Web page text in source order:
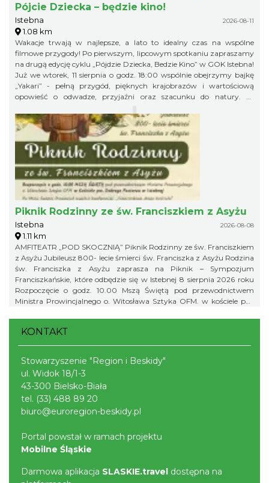
Pójcie Dziecka – będzie kino!
Istebna 2026-08-11
1.08 km
Wakacje trwają w najlepsze, a lato to idealny czas na wspólne
filmowe przygody! Po pierwszym, lipcowym spotkaniu zapraszamy
na drugą edycję cyklu „Pójdzie Dziecka, Bedzie Kino” w GOK Istebna!
Już we wtorek, 11 sierpnia o godz. 18:00 wspólnie obejrzymy bajkę
„Yakari” - pełną przygód, pięknych krajobrazów i wartościową
opowieść o odwadze, przyjaźni oraz szacunku do natury. To
wakacyjny czas w gronie rówieśników podczas wspólnego seansu.
Zapraszamy na bajkę i... popcorn! Na wszystkich uczestników
będzie czekał kinowy poczęstunek. Gminny Ośrodek Kultury w
Istebnej 11 sierpnia (wtorek) godz. 18.00 Wstęp wolny! Obowiązują
zapisy pod numerem telefonu: 791 452 222. Liczba miejsc jest
ograniczona, dlatego zachęcamy do wcześniejszych zapisów.
Piknik Rodzinny ze św. Franciszkiem z Asyżu
Istebna 2026-08-08
1.11 km
AMFITEATR „POD SKOCZNIĄ” Piknik Rodzinny ze św. Franciszkiem
z Asyżu Jubileusz 800- lecie śmierci św. Franciszka z Asyżu Rodzina
św. Franciszka z Asyżu zaprasza na Piknik – Sympozjum
Franciszkańskie, które odbędzie się w Istebnej 8 sierpnia 2026 roku
Rozpoczęcie o godz. 10.00 Mszą Świętą pod przewodnictwem
Ministra Prowincjalnego o. Witosława Sztyka OFM. w kościele pw.
pod Skocznią rozpoczynamy o godz. 12.00
KONTAKT
Stowarzyszenie "Region i Beskidy"
ul. Widok 18/1-3
43-300 Bielsko-Biała
tel. (33) 488 89 20
biuro@euroregion-beskidy.pl
Portal powstał w ramach projektu
Mobilne Śląskie
Darmowa aplikacja SLASKIE.travel dostępna na